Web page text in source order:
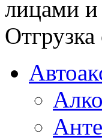
лицами